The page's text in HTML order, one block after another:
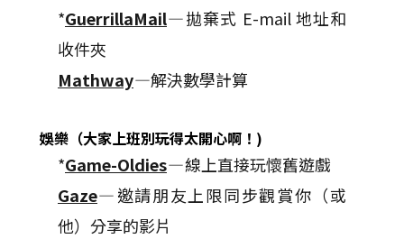
*GuerrillaMail— 拋棄式 E-mail 地址和
收件夾
Mathway—解決數學計算
娛樂（大家上班別玩得太開心啊！)
*Game-Oldies— 線上直接玩懷舊遊戲
Gaze— 邀請朋友上限同步觀賞你（或
他）分享的影片